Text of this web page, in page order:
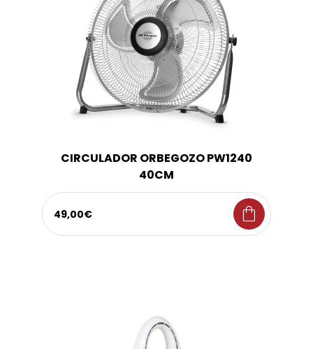
CIRCULADOR ORBEGOZO PW1240
40CM
49,00€ shopping_bag